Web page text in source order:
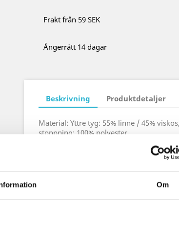
Om
Frakt från 59 SEK
Ångerrätt 14 dagar
Beskrivning Produktdetaljer
Material: Yttre tyg: 55% linne / 45%
stoppning: 100% polyester
upp till 90 cm bröst- eller midjestorlek -
upp till 102 cm bröst- eller midjestorlek -
upp till 110 cm bröst- eller midjestorlek -